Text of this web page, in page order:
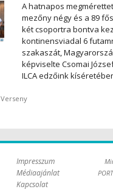
A hatnapos
mezőny négy és a 89
két csoportra bontva
kontinensviadal 6
szakaszát,
képviselte Csomai
ILCA edzőink
Verseny
Impresszum
Médiaajánlat
Kapcsolat